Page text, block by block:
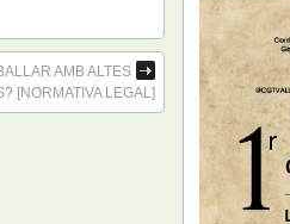
AMB ALTES
[NORMATIVA LEGAL]